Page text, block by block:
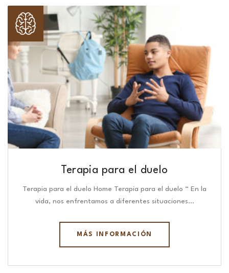
Terapia para el duelo
Terapia para el duelo Home Terapia para el duelo “ En la
vida, nos enfrentamos a diferentes situaciones…
MÁS INFORMACIÓN